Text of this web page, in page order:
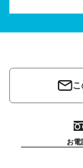
お電